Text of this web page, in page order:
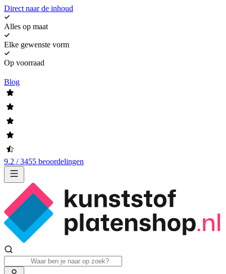
Direct naar de inhoud
Alles op maat
Elke gewenste vorm
Op voorraad
Blog
9.2 / 3455 beoordelingen